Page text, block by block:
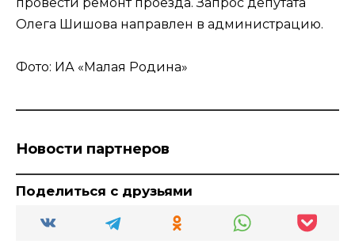
Олега Шишова направлен в администрацию.
Фото: ИА «Малая Родина»
Новости партнеров
Поделиться с друзьями